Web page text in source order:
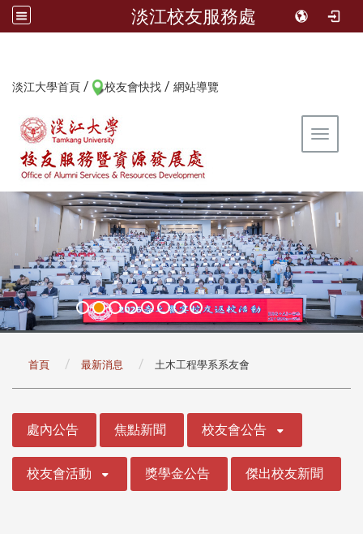
淡江校友服務處
淡江大學首頁 / 校友會快找 / 網站導覽
Toggle
首頁 最新消息 土木工程學系系友會
處內公告 焦點新聞 校友會公告
校友會活動 獎學金公告 傑出校友新聞